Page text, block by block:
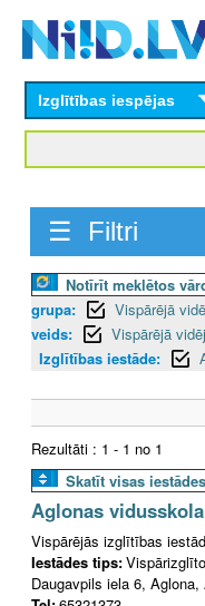
Izglītības iespējas
☰ Filtri
Notīrīt meklētos
grupa:
Vispārējā
veids:
Vispārējā
Izglītības iestāde:
Rezultāti : 1 - 1 no 1
Skatīt visas
Aglonas vidusskola
Vispārējās izglītības
Iestādes tips:
Daugavpils iela 6,